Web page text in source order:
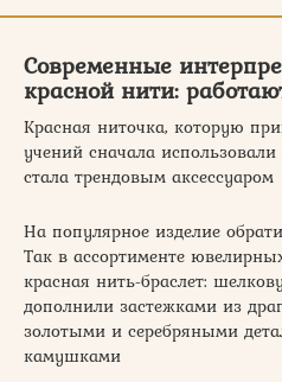
Современные
красной нити:
Красная ниточка, которую
учений сначала использовали
стала трендовым аксессуаром
На популярное изделие
Так в ассортименте
красная нить-браслет:
дополнили застежками из
золотыми и серебряными
камушками